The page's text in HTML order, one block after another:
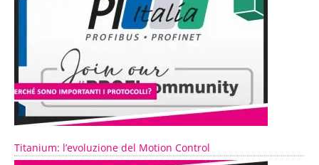
Titanium: l’evoluzione del Motion Control